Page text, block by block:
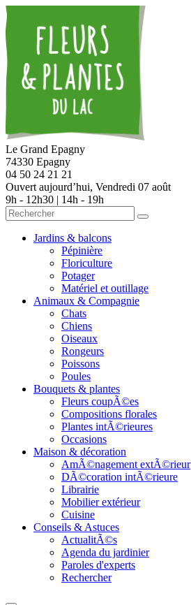
Le Grand Epagny
74330 Epagny
04 50 24 21 21
Ouvert aujourd’hui, Vendredi 07 août
9h - 12h30 | 14h - 19h
Jardins & balcons
Pépinière
Floriculture
Potager
Matériel et outillage
Animaux & Compagnie
Chats
Chiens
Oiseaux
Rongeurs
Poissons
Poules
Bouquets & plantes
Fleurs coupÃ©es
Compositions florales
Plantes intÃ©rieures
Occasions
Maison & décoration
AmÃ©nagement extÃ©rieur
DÃ©coration intÃ©rieure
Librairie
Mobilier extérieur
Cuisine
Conseils & Astuces
ActualitÃ©s
Agenda du jardinier
Paroles d'experts
Rechercher